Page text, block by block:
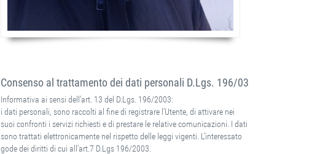
Consenso al trattamento dei dati personali D.Lgs. 196/03
Informativa ai sensi dell’art. 13 del D.Lgs. 196/2003:
i dati personali, sono raccolti al fine di registrare l’Utente, di attivare nei
suoi confronti i servizi richiesti e di prestare le relative comunicazioni. I dati
sono trattati elettronicamente nel rispetto delle leggi vigenti. L’interessato
gode dei diritti di cui all’art.7 D.Lgs 196/2003.